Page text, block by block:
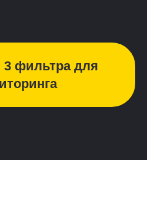
3 фильтра для